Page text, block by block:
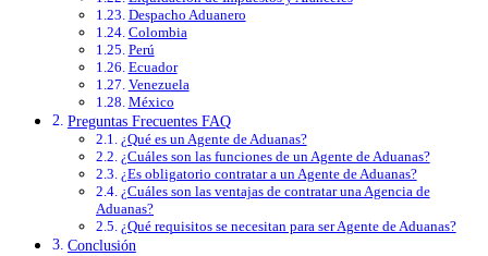
Despacho Aduanero
Colombia
Perú
Ecuador
Venezuela
México
Preguntas Frecuentes FAQ
¿Qué es un Agente de Aduanas?
¿Cuáles son las funciones de un Agente de Aduanas?
¿Es obligatorio contratar a un Agente de Aduanas?
¿Cuáles son las ventajas de contratar una Agencia de
Aduanas?
¿Qué requisitos se necesitan para ser Agente de Aduanas?
Conclusión